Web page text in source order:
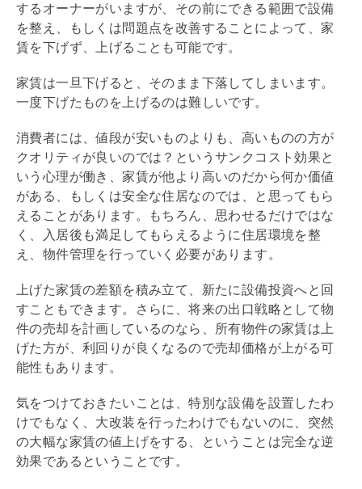
するオーナーがいますが、その前にできる範囲で設備
を整え、もしくは問題点を改善することによって、家
賃を下げず、上げることも可能です。
家賃は一旦下げると、そのまま下落してしまいます。
一度下げたものを上げるのは難しいです。
消費者には、値段が安いものよりも、高いものの方が
クオリティが良いのでは？というサンクコスト効果と
いう心理が働き、家賃が他より高いのだから何か価値
がある、もしくは安全な住居なのでは、と思ってもら
えることがあります。もちろん、思わせるだけではな
く、入居後も満足してもらえるように住居環境を整
え、物件管理を行っていく必要があります。
上げた家賃の差額を積み立て、新たに設備投資へと回
すこともできます。さらに、将来の出口戦略として物
件の売却を計画しているのなら、所有物件の家賃は上
げた方が、 利回り が良くなるので売却価格が上がる可
能性もあります。
気をつけておきたいことは、特別な設備を設置したわ
けでもなく、大改装を行ったわけでもないのに、突然
の大幅な家賃の値上げをする、ということは完全な逆
効果であるということです。